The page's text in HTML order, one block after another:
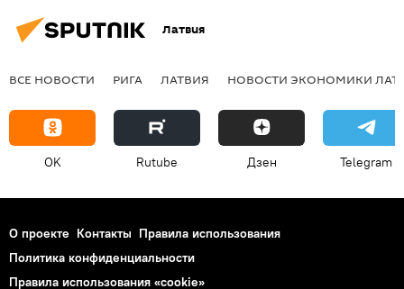
Латвия
ВСЕ НОВОСТИ РИГА ЛАТВИЯ НОВОСТИ ЭКОНОМИКИ
OK Rutube Дзен Telegram
О проекте Контакты Правила использования
Политика конфиденциальности
Правила использования «cookie»